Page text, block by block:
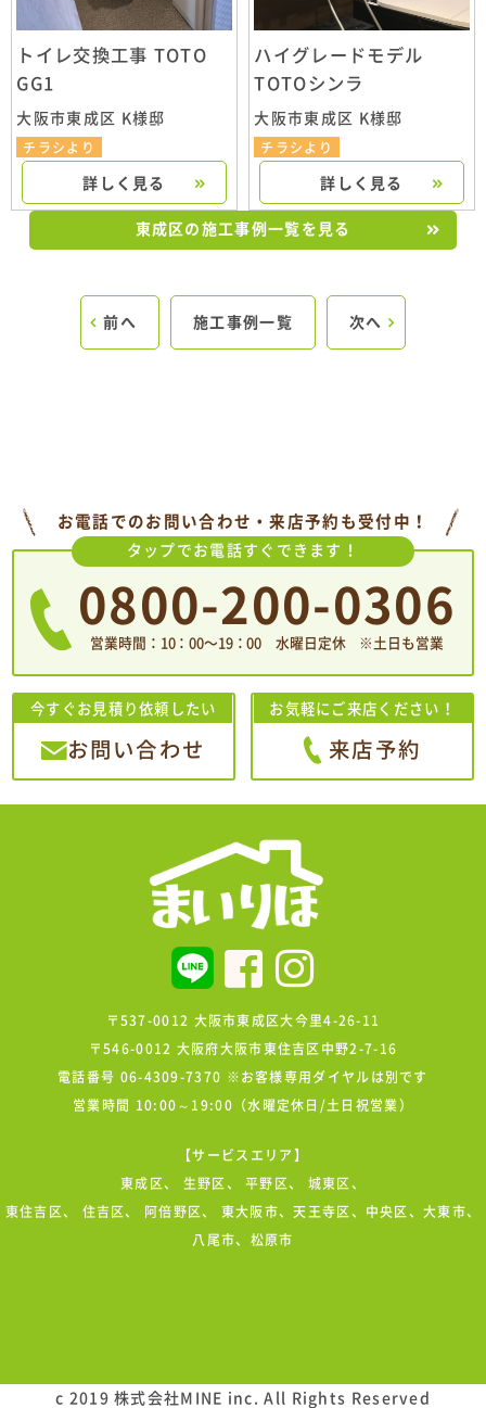
トイレ交換工事 TOTO
GG1
大阪市東成区 K様邸
チラシより
詳しく見る
ハイグレードモデル
TOTOシンラ
大阪市東成区 K様邸
チラシより
詳しく見る
東成区の施工事例一覧を見る
前へ 施工事例一覧 次へ
お電話でのお問い合わせ・来店予約も受付中！
タップでお電話すぐできます！
0800-200-0306
営業時間：10：00〜19：00 水曜日定休 ※土日も営業
今すぐお見積り依頼したい
お問い合わせ
お気軽にご来店ください！
来店予約
〒537-0012 大阪市東成区大今里4-26-11
〒546-0012 大阪府大阪市東住吉区中野2-7-16
電話番号 06-4309-7370 ※お客様専用ダイヤルは別です
営業時間 10:00～19:00（水曜定休日/土日祝営業）
【サービスエリア】
東成区、 生野区 、平野区、 城東区 、
東住吉区、 住吉区、 阿倍野区、 東大阪市、天王寺区、中央区、大東市、
八尾市、松原市
c 2019 株式会社MINE inc. All Rights Reserved